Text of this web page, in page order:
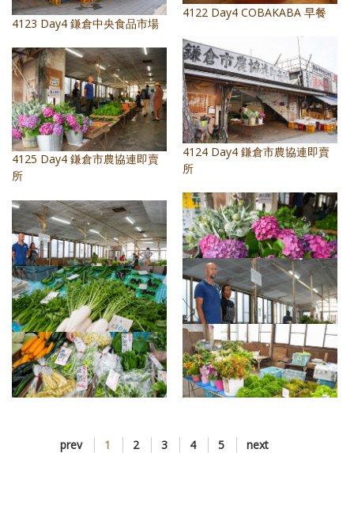
4122 Day4 COBAKABA 早餐
4123 Day4 鎌倉中央食品市場
4124 Day4 鎌倉市農協連即賣
所
4125 Day4 鎌倉市農協連即賣
所
4126 Day4 鎌倉市農協連即賣
所
4127 Day4 鎌倉市農協連即賣
所
4129 Day4 鎌倉市農協連即賣
所
4130 Day4 鎌倉市農協連即賣
所
4131 Day4 鎌倉市農協連即賣
prev 1 2 3 4 5 next